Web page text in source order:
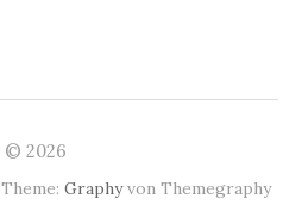
© 2026
Theme: Graphyvon Themegraphy